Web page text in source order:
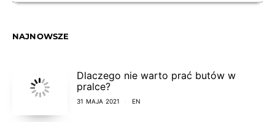
NAJNOWSZE
Dlaczego nie warto prać butów w
pralce?
31 MAJA 2021 EN